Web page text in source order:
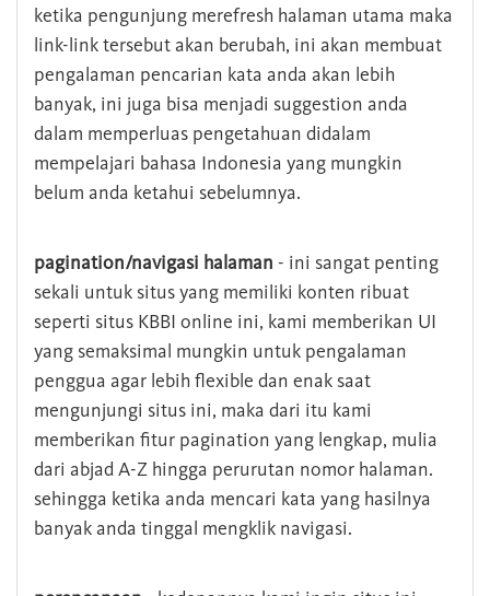
ketika pengunjung merefresh halaman utama maka
link-link tersebut akan berubah, ini akan membuat
pengalaman pencarian kata anda akan lebih
banyak, ini juga bisa menjadi suggestion anda
dalam memperluas pengetahuan didalam
mempelajari bahasa Indonesia yang mungkin
belum anda ketahui sebelumnya.
pagination/navigasi halaman - ini sangat penting
sekali untuk situs yang memiliki konten ribuat
seperti situs KBBI online ini, kami memberikan UI
yang semaksimal mungkin untuk pengalaman
penggua agar lebih flexible dan enak saat
mengunjungi situs ini, maka dari itu kami
memberikan fitur pagination yang lengkap, mulia
dari abjad A-Z hingga perurutan nomor halaman.
sehingga ketika anda mencari kata yang hasilnya
banyak anda tinggal mengklik navigasi.